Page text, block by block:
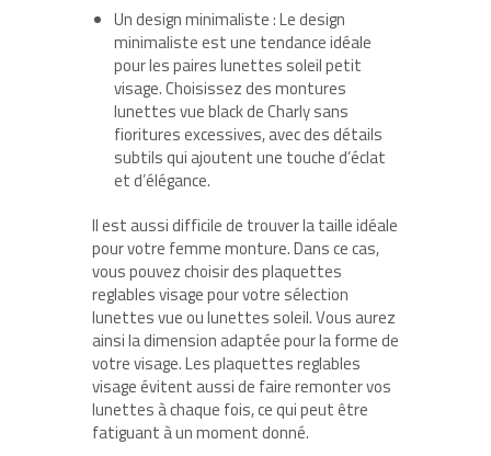
Un design minimaliste : Le design
minimaliste est une tendance idéale
pour les paires lunettes soleil petit
visage. Choisissez des montures
lunettes vue black de Charly sans
fioritures excessives, avec des détails
subtils qui ajoutent une touche d’éclat
et d’élégance.
Il est aussi difficile de trouver la taille idéale
pour votre femme monture. Dans ce cas,
vous pouvez choisir des plaquettes
reglables visage pour votre sélection
lunettes vue ou lunettes soleil. Vous aurez
ainsi la dimension adaptée pour la forme de
votre visage. Les plaquettes reglables
visage évitent aussi de faire remonter vos
lunettes à chaque fois, ce qui peut être
fatiguant à un moment donné.